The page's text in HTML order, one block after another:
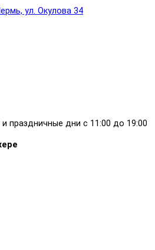
ул. Окулова 34
праздничные дни с 11:00 до 19:00